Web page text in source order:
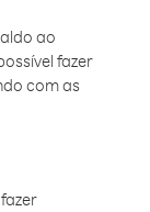
ao
fazer
com as